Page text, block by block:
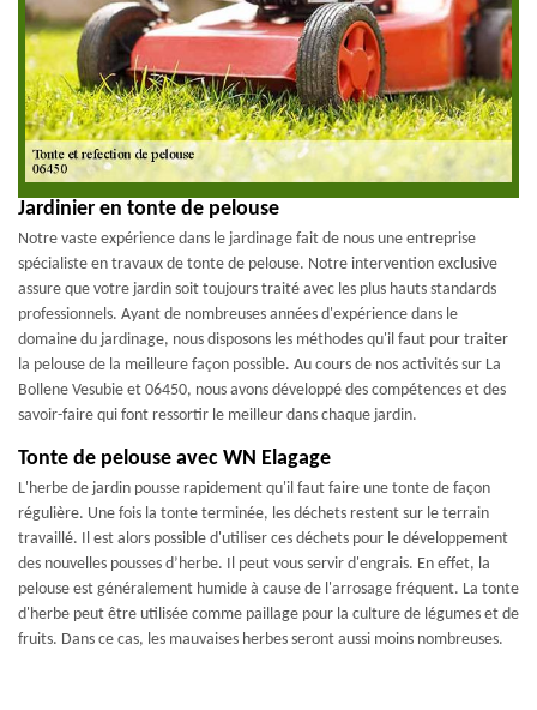
Jardinier en tonte de pelouse
Notre vaste expérience dans le jardinage fait de nous une entreprise
spécialiste en travaux de tonte de pelouse. Notre intervention exclusive
assure que votre jardin soit toujours traité avec les plus hauts standards
professionnels. Ayant de nombreuses années d'expérience dans le
domaine du jardinage, nous disposons les méthodes qu'il faut pour traiter
la pelouse de la meilleure façon possible. Au cours de nos activités sur La
Bollene Vesubie et 06450, nous avons développé des compétences et des
savoir-faire qui font ressortir le meilleur dans chaque jardin.
Tonte de pelouse avec WN Elagage
L'herbe de jardin pousse rapidement qu'il faut faire une tonte de façon
régulière. Une fois la tonte terminée, les déchets restent sur le terrain
travaillé. Il est alors possible d'utiliser ces déchets pour le développement
des nouvelles pousses d’herbe. Il peut vous servir d'engrais. En effet, la
pelouse est généralement humide à cause de l'arrosage fréquent. La tonte
d'herbe peut être utilisée comme paillage pour la culture de légumes et de
fruits. Dans ce cas, les mauvaises herbes seront aussi moins nombreuses.